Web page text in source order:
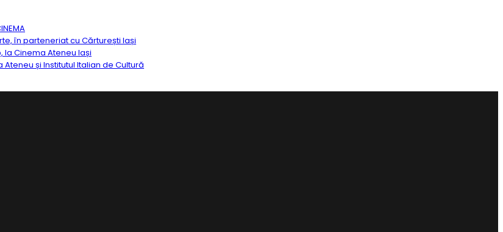
în parteneriat cu Cărturești Iași
la Cinema Ateneu Iași
și Institutul Italian de Cultură